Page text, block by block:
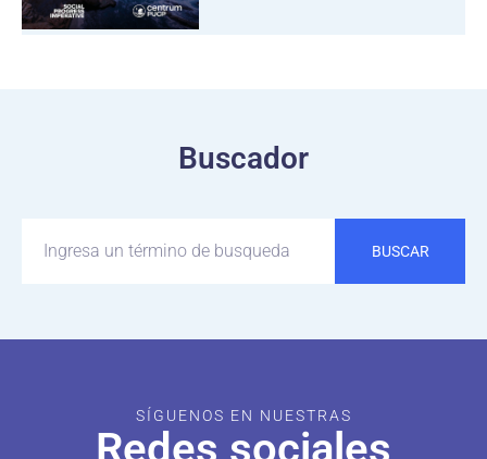
Buscador
BUSCAR
SÍGUENOS EN NUESTRAS
Redes sociales